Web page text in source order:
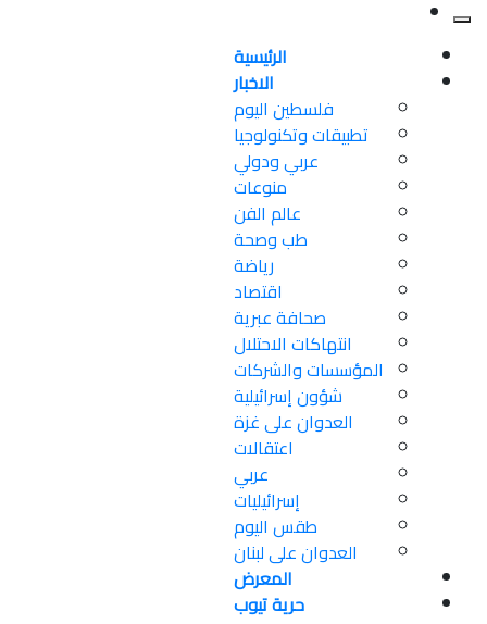
الرئيسية
الاخبار
فلسطين اليوم
تطبيقات وتكنولوجيا
عربي ودولي
منوعات
عالم الفن
طب وصحة
رياضة
اقتصاد
صحافة عبرية
انتهاكات الاحتلال
المؤسسات والشركات
شؤون إسرائيلية
العدوان على غزة
اعتقالات
عربي
إسرائيليات
طقس اليوم
العدوان على لبنان
المعرض
حرية تيوب